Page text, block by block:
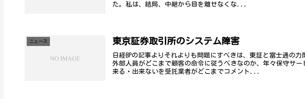
た。私は、結局、中継から目を離せなくな...
ニュース 東京証券取引所のシステム障害
日経BPの記事よりそれよりも問題にすべきは、東証と富士通の
外部人員がどこまで顧客の命令に従うべきなのか、年々保守サ
来る・出来ないを受託業者がどこまでコメント...